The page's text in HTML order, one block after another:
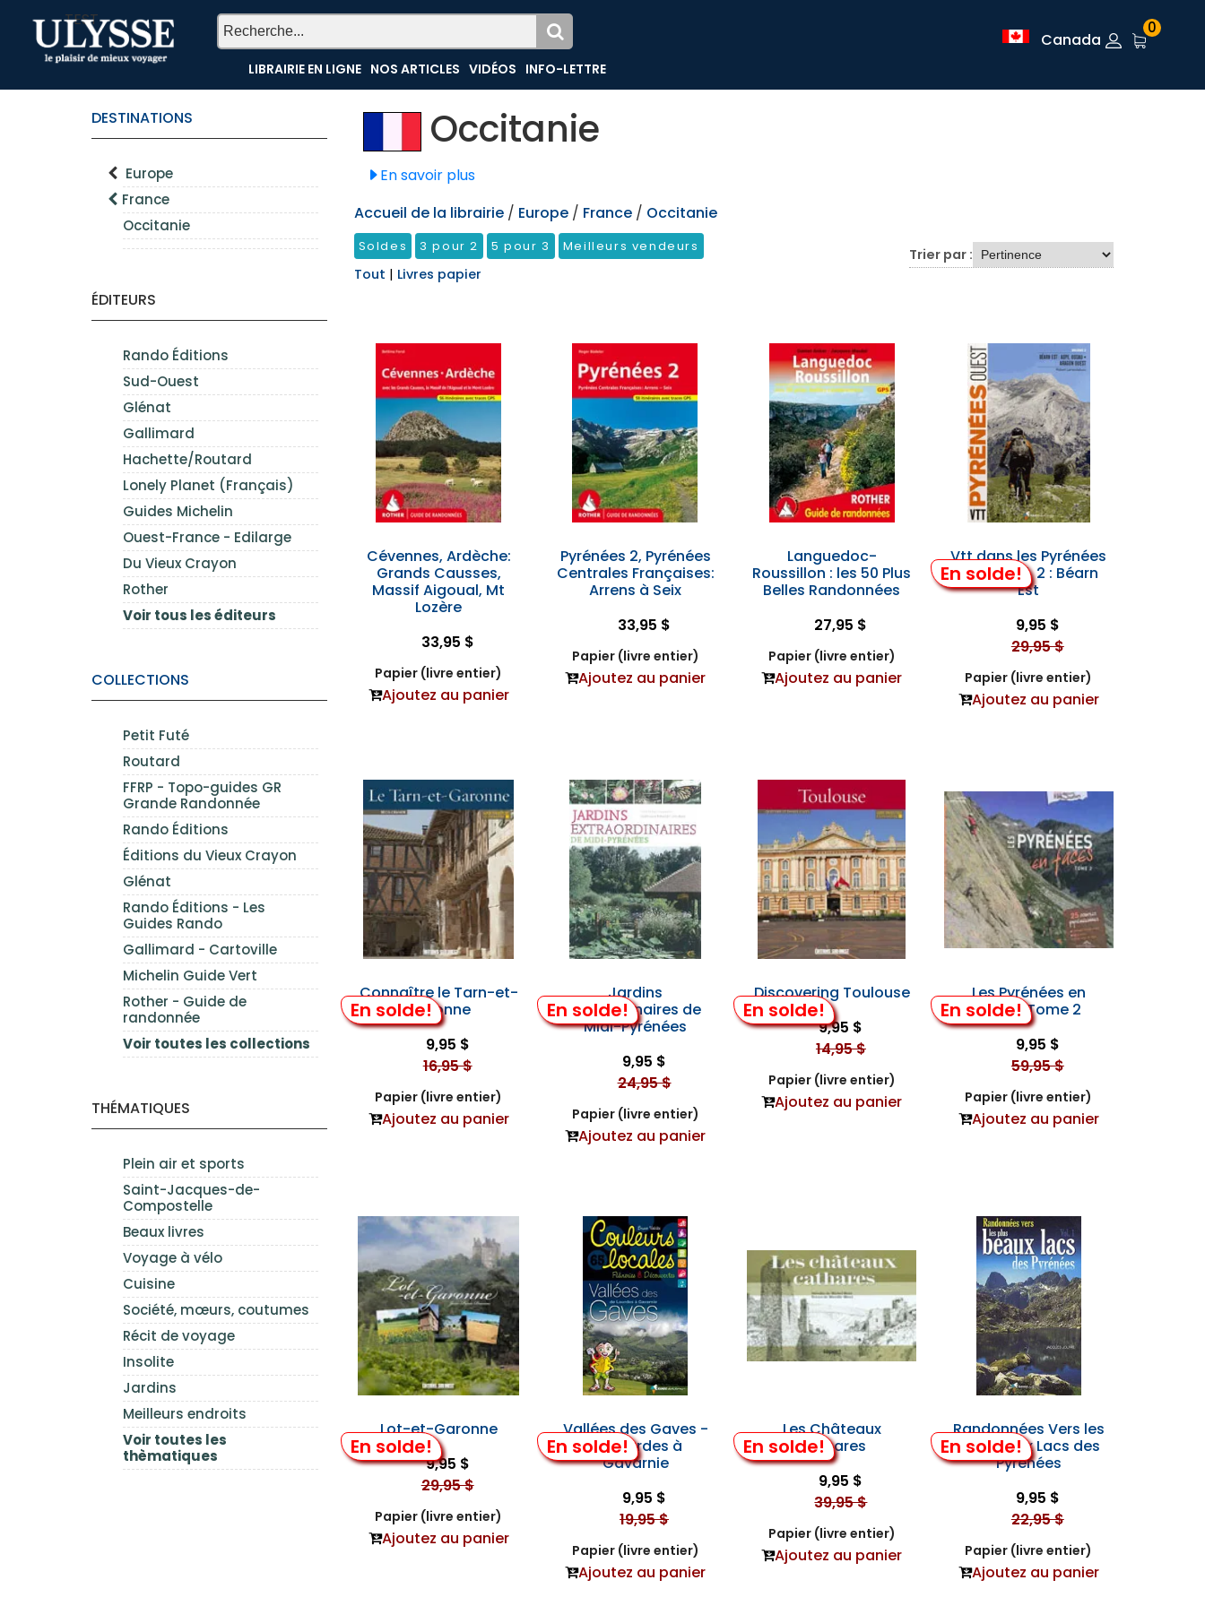
TEST
LIBRAIRIE EN LIGNE NOS ARTICLES VIDÉOS INFO-LETTRE
Canada
0
DESTINATIONS
Europe
France
Occitanie
ÉDITEURS
Rando Éditions
Sud-Ouest
Glénat
Gallimard
Hachette/Routard
Lonely Planet (Français)
Guides Michelin
Ouest-France - Edilarge
Du Vieux Crayon
Rother
Voir tous les éditeurs
COLLECTIONS
Petit Futé
Routard
FFRP - Topo-guides GR
Grande Randonnée
Rando Éditions
Éditions du Vieux Crayon
Glénat
Rando Éditions - Les
Guides Rando
Gallimard - Cartoville
Michelin Guide Vert
Rother - Guide de
randonnée
Voir toutes les collections
THÉMATIQUES
Plein air et sports
Saint-Jacques-de-
Compostelle
Beaux livres
Voyage à vélo
Cuisine
Société, mœurs, coutumes
Récit de voyage
Insolite
Jardins
Meilleurs endroits
Voir toutes les
thèmatiques
Occitanie
En savoir plus
Accueil de la librairie / Europe / France / Occitanie
Soldes 3 pour 2 5 pour 3 Meilleurs vendeurs
Tout | Livres papier
Trier par :
Cévennes, Ardèche:
Grands Causses,
Massif Aigoual, Mt
Lozère
33,95 $
Papier (livre entier)
Ajoutez au panier
Pyrénées 2, Pyrénées
Centrales Françaises:
Arrens à Seix
33,95 $
Papier (livre entier)
Ajoutez au panier
Languedoc-
Roussillon : les 50 Plus
Belles Randonnées
27,95 $
Papier (livre entier)
Ajoutez au panier
En solde!
Vtt dans les Pyrénées
Ouest Vol. 2 : Béarn
Est
9,95 $
29,95 $
Papier (livre entier)
Ajoutez au panier
En solde!
Connaître le Tarn-et-
Garonne
9,95 $
16,95 $
Papier (livre entier)
Ajoutez au panier
En solde!
Jardins
Extraordinaires de
Midi-Pyrénées
9,95 $
24,95 $
Papier (livre entier)
Ajoutez au panier
En solde!
Discovering Toulouse
9,95 $
14,95 $
Papier (livre entier)
Ajoutez au panier
En solde!
Les Pyrénées en
Faces, Tome 2
9,95 $
59,95 $
Papier (livre entier)
Ajoutez au panier
En solde!
Lot-et-Garonne
9,95 $
29,95 $
Papier (livre entier)
Ajoutez au panier
En solde!
Vallées des Gaves -
de Lourdes à
Gavarnie
9,95 $
19,95 $
Papier (livre entier)
Ajoutez au panier
En solde!
Les Châteaux
Cathares
9,95 $
39,95 $
Papier (livre entier)
Ajoutez au panier
En solde!
Randonnées Vers les
Plus Beaux Lacs des
Pyrénées
9,95 $
22,95 $
Papier (livre entier)
Ajoutez au panier